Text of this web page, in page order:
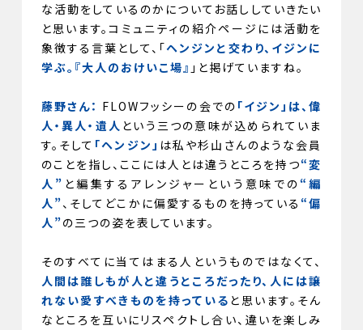
な活動をしているのかについてお話ししていきたい
と思います。コミュニティの紹介ページには活動を
象徴する言葉として、「ヘンジンと交わり、イジンに
学ぶ。『大人のおけいこ場』 」と掲げていますね。
藤野さん： FLOWフッシーの会での 「イジン」は、偉
人・異人・遺人 という三つの意味が込められていま
す。そして 「ヘンジン」 は私や杉山さんのような会員
のことを指し、ここには人とは違うところを持つ“変
人” と編集するアレンジャーという意味での “編
人”、そしてどこかに偏愛するものを持っている “偏
人”の三つの姿を表しています。
そのすべてに当てはまる人というものではなくて、
人間は誰しもが人と違うところだったり、人には譲
れない愛すべきものを持っている と思います。そん
なところを互いにリスペクトし合い、違いを楽しみ